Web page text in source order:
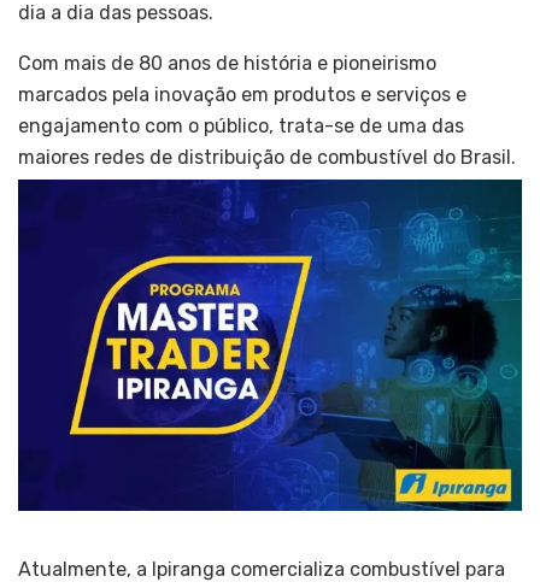
dia a dia das pessoas.
Com mais de 80 anos de história e pioneirismo
marcados pela inovação em produtos e serviços e
engajamento com o público, trata-se de uma das
maiores redes de distribuição de combustível do Brasil.
Atualmente, a Ipiranga comercializa combustível para